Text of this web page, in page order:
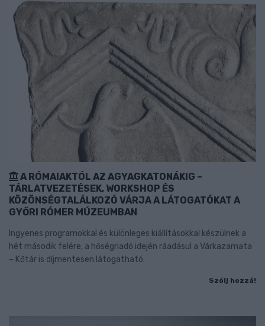
A RÓMAIAKTÓL AZ AGYAGKATONÁKIG –
TÁRLATVEZETÉSEK, WORKSHOP ÉS
KÖZÖNSÉGTALÁLKOZÓ VÁRJA A LÁTOGATÓKAT A
GYŐRI RÓMER MÚZEUMBAN
Ingyenes programokkal és különleges kiállításokkal készülnek a
hét második felére, a hőségriadó idején ráadásul a Várkazamata
– Kőtár is díjmentesen látogatható.
Szólj hozzá!